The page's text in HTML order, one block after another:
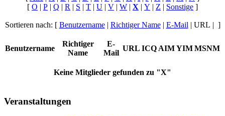
[ O | P | Q | R | S | T | U | V | W | X | Y | Z | Sonstige ]
Sortieren nach: [ Benutzername| Richtiger Name| E-Mail | URL | ]
Benutzername
Richtiger
Name
E-
Mail
URL ICQ AIMYIMMSNM
Keine Mitglieder gefunden zu "X"
Veranstaltungen